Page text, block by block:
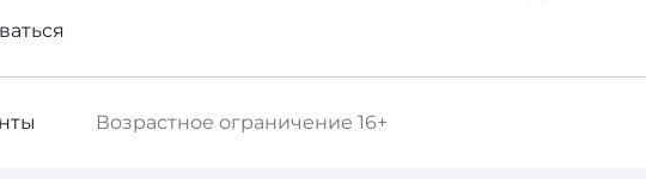
Возрастное ограничение 16+